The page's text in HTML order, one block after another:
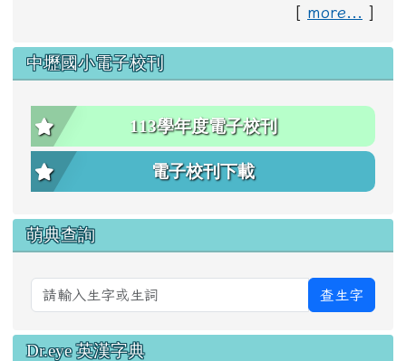
[ more... ]
中壢國小電子校刊
113學年度電子校刊
電子校刊下載
萌典查詢
查生字
Dr.eye 英漢字典